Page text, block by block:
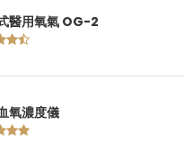
醫用氧氣 OG-2
氧濃度儀